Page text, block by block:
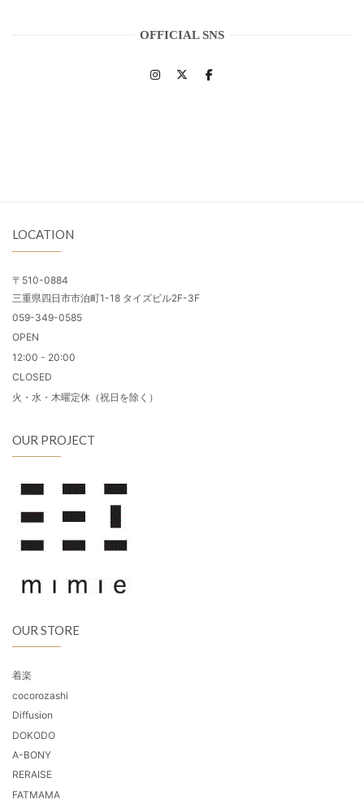
OFFICIAL SNS
LOCATION
〒510-0884
三重県四日市市泊町1-18 タイズビル2F-3F
059-349-0585
OPEN
12:00 - 20:00
CLOSED
火・水・木曜定休（祝日を除く）
OUR PROJECT
OUR STORE
着楽
cocorozashi
Diffusion
DOKODO
A-BONY
RERAISE
FATMAMA